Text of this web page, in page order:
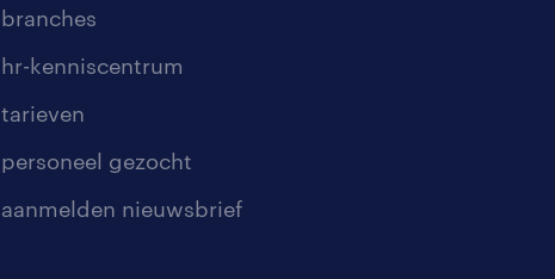
branches
hr-kenniscentrum
tarieven
personeel gezocht
aanmelden nieuwsbrief